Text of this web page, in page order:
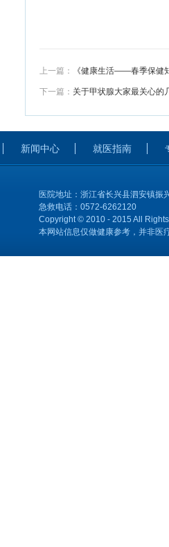
上一篇： 《健康生活——春季保健
下一篇： 关于甲状腺大家最关心的
新闻中心 就医指南
医院地址：浙江省长兴县泗安镇振
急救电话：0572-6262120
Copyright © 2010 - 2015 All
本网站信息仅做健康参考，并非医